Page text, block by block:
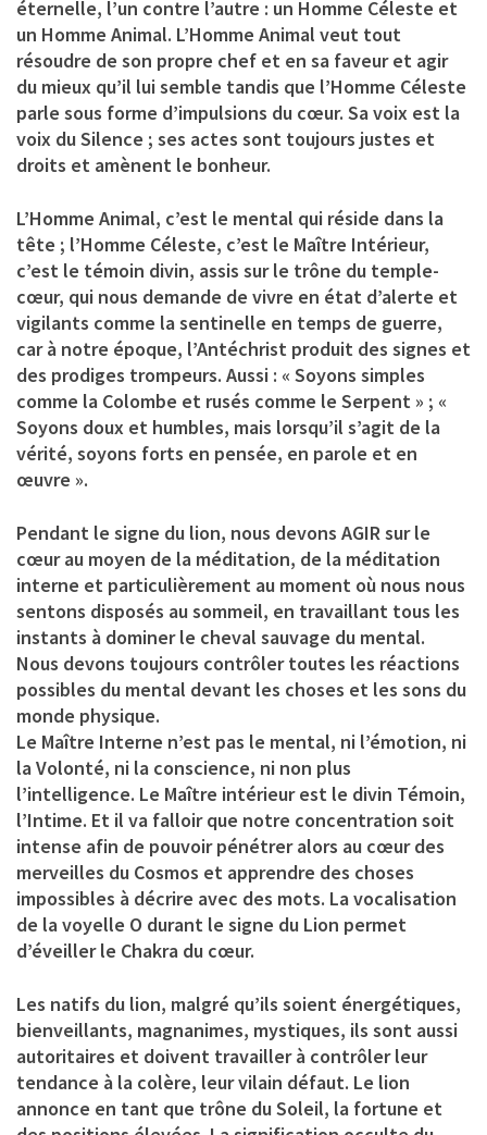
éternelle, l’un contre l’autre : un Homme Céleste et
un Homme Animal. L’Homme Animal veut tout
résoudre de son propre chef et en sa faveur et agir
du mieux qu’il lui semble tandis que l’Homme Céleste
parle sous forme d’impulsions du cœur. Sa voix est la
voix du Silence ; ses actes sont toujours justes et
droits et amènent le bonheur.
L’Homme Animal, c’est le mental qui réside dans la
tête ; l’Homme Céleste, c’est le Maître Intérieur,
c’est le témoin divin, assis sur le trône du temple-
cœur, qui nous demande de vivre en état d’alerte et
vigilants comme la sentinelle en temps de guerre,
car à notre époque, l’Antéchrist produit des signes et
des prodiges trompeurs. Aussi : « Soyons simples
comme la Colombe et rusés comme le Serpent » ; «
Soyons doux et humbles, mais lorsqu’il s’agit de la
vérité, soyons forts en pensée, en parole et en
œuvre ».
Pendant le signe du lion, nous devons AGIR sur le
cœur au moyen de la méditation, de la méditation
interne et particulièrement au moment où nous nous
sentons disposés au sommeil, en travaillant tous les
instants à dominer le cheval sauvage du mental.
Nous devons toujours contrôler toutes les réactions
possibles du mental devant les choses et les sons du
monde physique.
Le Maître Interne n’est pas le mental, ni l’émotion, ni
la Volonté, ni la conscience, ni non plus
l’intelligence. Le Maître intérieur est le divin Témoin,
l’Intime. Et il va falloir que notre concentration soit
intense afin de pouvoir pénétrer alors au cœur des
merveilles du Cosmos et apprendre des choses
impossibles à décrire avec des mots. La vocalisation
de la voyelle O durant le signe du Lion permet
d’éveiller le Chakra du cœur.
Les natifs du lion, malgré qu’ils soient énergétiques,
bienveillants, magnanimes, mystiques, ils sont aussi
autoritaires et doivent travailler à contrôler leur
tendance à la colère, leur vilain défaut. Le lion
annonce en tant que trône du Soleil, la fortune et